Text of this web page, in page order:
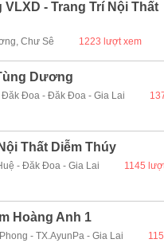
VLXD - Trang Trí Nội Thất
Chư Sê 1223 lượt xem
Dương
Đăk Đoa - Đăk Đoa - Gia Lai
Thất Diễm Thúy
- Đăk Đoa - Gia Lai 1145
Hoàng Anh 1
- TX.AyunPa - Gia Lai